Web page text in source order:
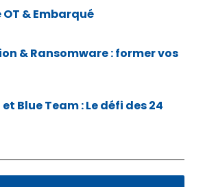
& Embarqué
& Ransomware : former vos
Blue Team : Le défi des 24